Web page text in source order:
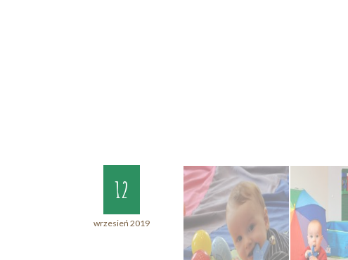
12
wrzesień 2019